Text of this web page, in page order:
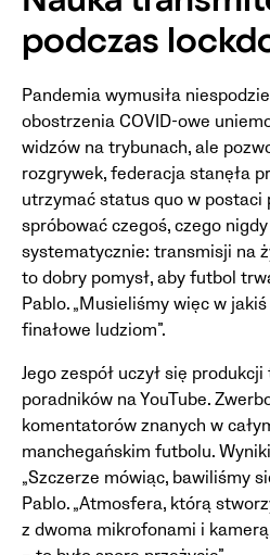
podczas
Pandemia wymusiła
obostrzenia COVID-owe
widzów na trybunach, ale
rozgrywek, federacja stanęła
utrzymać status quo w
spróbować czegoś, czego
systematycznie: transmisji na
to dobry pomysł, aby futbol
Pablo. „Musieliśmy więc w
finałowe ludziom”.
Jego zespół uczył się
poradników na YouTube.
komentatorów znanych w
manchegańskim futbolu.
„Szczerze mówiąc, bawiliśmy
Pablo. „Atmosfera, którą
z dwoma mikrofonami i